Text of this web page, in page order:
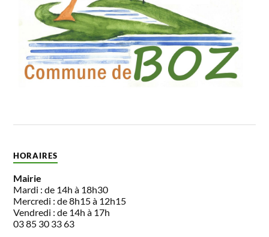
HORAIRES
Mairie
Mardi : de 14h à 18h30
Mercredi : de 8h15 à 12h15
Vendredi : de 14h à 17h
03 85 30 33 63